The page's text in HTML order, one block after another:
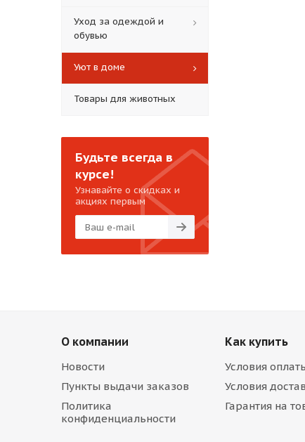
Уход за одеждой и
обувью
Уют в доме
Товары для животных
Будьте всегда в
курсе!
Узнавайте о скидках и
акциях первым
О компании
Новости
Пункты выдачи заказов
Политика
конфиденциальности
Как купить
Условия
Условия
Гарантия на